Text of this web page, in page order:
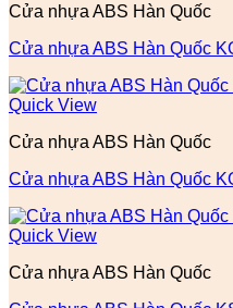
Cửa nhựa ABS Hàn Quốc
Cửa nhựa ABS Hàn Quốc
Quick View
Cửa nhựa ABS Hàn Quốc
Cửa nhựa ABS Hàn Quốc
Quick View
Cửa nhựa ABS Hàn Quốc